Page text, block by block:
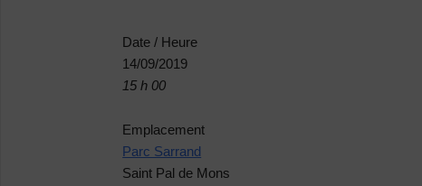
Date / Heure
14/09/2019
15 h 00
Emplacement
Parc Sarrand
Saint Pal de Mons